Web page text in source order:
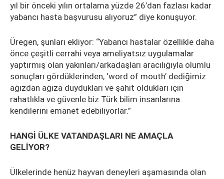
yıl bir önceki yılın ortalama yüzde 26’dan fazlası kadar
yabancı hasta başvurusu alıyoruz” diye konuşuyor.
Üregen, şunları ekliyor: “Yabancı hastalar özellikle daha
önce çeşitli cerrahi veya ameliyatsız uygulamalar
yaptırmış olan yakınları/arkadaşları aracılığıyla olumlu
sonuçları gördüklerinden, ‘word of mouth’ dediğimiz
ağızdan ağıza duydukları ve şahit oldukları için
rahatlıkla ve güvenle biz Türk bilim insanlarına
kendilerini emanet edebiliyorlar.”
HANGİ ÜLKE VATANDAŞLARI NE AMAÇLA
GELİYOR?
Ülkelerinde henüz hayvan deneyleri aşamasında olan